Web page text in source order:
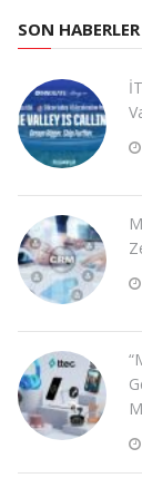
SON HABERLER